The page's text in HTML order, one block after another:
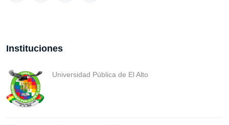
Instituciones
Universidad Pública de El Alto